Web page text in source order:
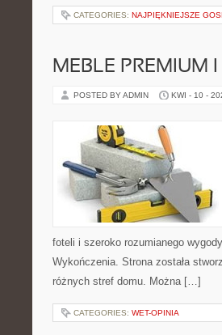
CATEGORIES: NAJPIĘKNIEJSZE
MEBLE PREMIUM
POSTED BY ADMIN KWI - 10 -
foteli i szeroko rozumianego
Wykończenia. Strona została
różnych stref domu. Można […]
CATEGORIES: WET-OPINIA